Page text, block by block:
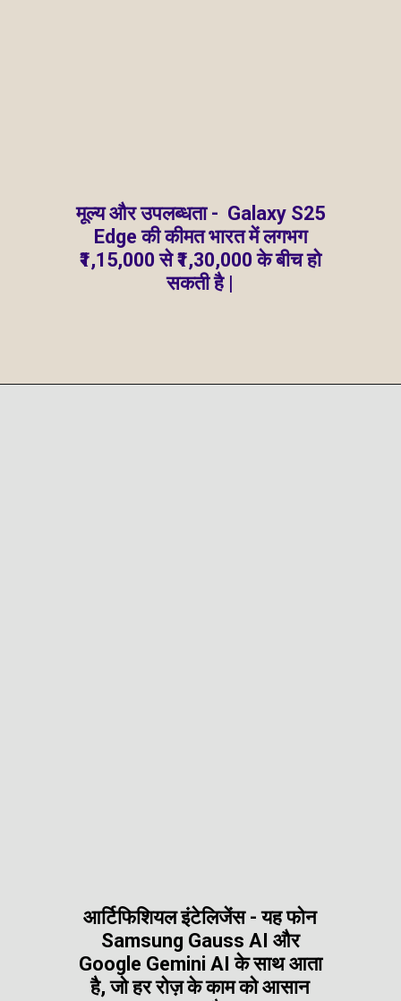
मूल्य और उपलब्धता - Galaxy S25
Edge की कीमत भारत में लगभग
₹1,15,000 से ₹1,30,000 के बीच हो
सकती है |
आर्टिफिशियल इंटेलिजेंस - यह फोन
Samsung Gauss AI और
Google Gemini AI के साथ आता
है, जो हर रोज़ के काम को आसान